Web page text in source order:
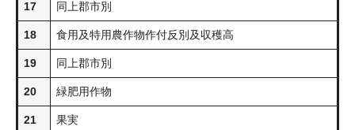
17 同上郡市別
18 食用及特用農作物作付反別及収穫高
19 同上郡市別
20 緑肥用作物
21 果実